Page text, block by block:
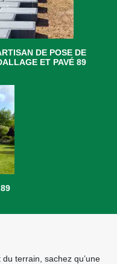
DE POSE DE
ET PAVÉ 89
terrain, sachez qu’une